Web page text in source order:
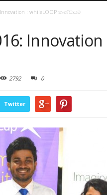
: whileLOOP කණ්ඩායම
2792 0
Twitter